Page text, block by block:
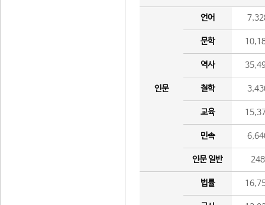
인문
언어
문학
역사
철학
교육
민속
인문 일반 248
법률